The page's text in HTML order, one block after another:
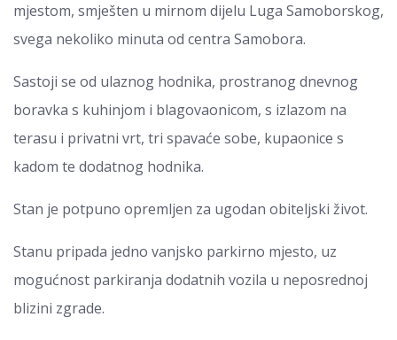
mjestom, smješten u mirnom dijelu Luga Samoborskog,
svega nekoliko minuta od centra Samobora.
Sastoji se od ulaznog hodnika, prostranog dnevnog
boravka s kuhinjom i blagovaonicom, s izlazom na
terasu i privatni vrt, tri spavaće sobe, kupaonice s
kadom te dodatnog hodnika.
Stan je potpuno opremljen za ugodan obiteljski život.
Stanu pripada jedno vanjsko parkirno mjesto, uz
mogućnost parkiranja dodatnih vozila u neposrednoj
blizini zgrade.